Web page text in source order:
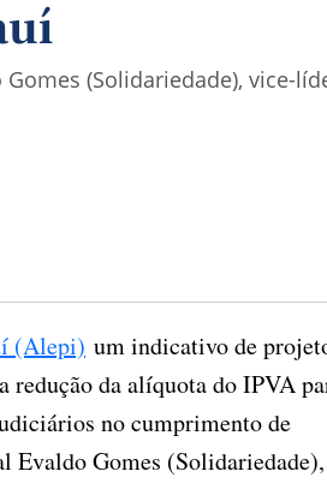
(Solidariedade), vice-
(Alepi) um indicativo de
redução da alíquota do IPVA
no cumprimento de
Evaldo Gomes (Solidariedade),